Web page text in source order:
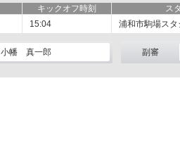
キックオフ時刻
ス
15:04 浦和市駒場スタ
小幡 真一郎 副審